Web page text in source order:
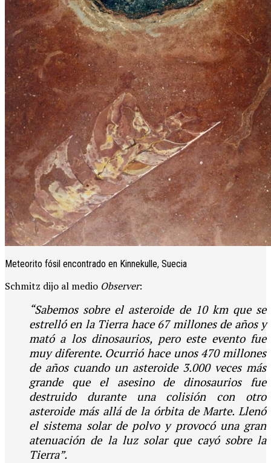
Meteorito fósil encontrado en Kinnekulle, Suecia
Schmitz dijo al medio Observer:
“Sabemos sobre el asteroide de 10 km que se
estrelló en la Tierra hace 67 millones de años y
mató a los dinosaurios, pero este evento fue
muy diferente. Ocurrió hace unos 470 millones
de años cuando un asteroide 3.000 veces más
grande que el asesino de dinosaurios fue
destruido durante una colisión con otro
asteroide más allá de la órbita de Marte. Llenó
el sistema solar de polvo y provocó una gran
atenuación de la luz solar que cayó sobre la
Tierra”.